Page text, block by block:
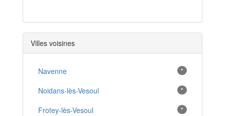
Villes voisines
Navenne *
Noidans-lès-Vesoul *
Frotey-lès-Vesoul *